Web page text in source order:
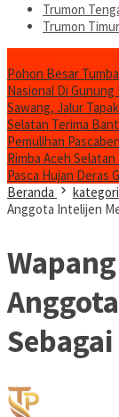
Trumon
Trumon Timur
Pohon Besar
Nasional Di Gunung
Sawang, Jalur
Selatan Terima
Pemulihan
Rimba Aceh
Pasca Hujan Deras
Beranda
kategori
Anggota Intelijen